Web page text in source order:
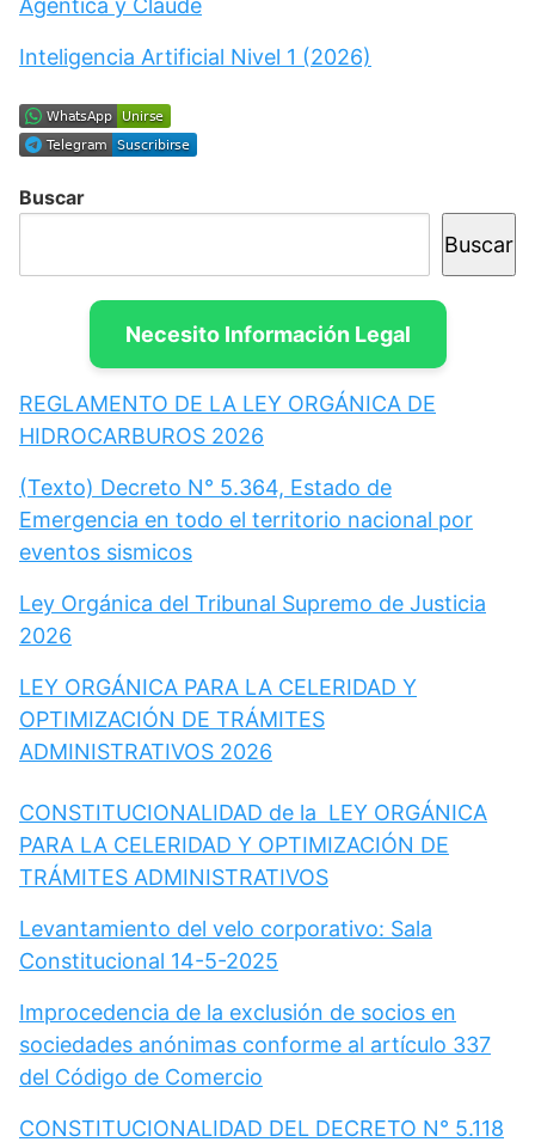
Agéntica y Claude
Inteligencia Artificial Nivel 1 (2026)
Buscar
Buscar
Necesito Información Legal
REGLAMENTO DE LA LEY ORGÁNICA DE
HIDROCARBUROS 2026
(Texto) Decreto N° 5.364, Estado de
Emergencia en todo el territorio nacional por
eventos sismicos
Ley Orgánica del Tribunal Supremo de Justicia
2026
LEY ORGÁNICA PARA LA CELERIDAD Y
OPTIMIZACIÓN DE TRÁMITES
ADMINISTRATIVOS 2026
CONSTITUCIONALIDAD de la LEY ORGÁNICA
PARA LA CELERIDAD Y OPTIMIZACIÓN DE
TRÁMITES ADMINISTRATIVOS
Levantamiento del velo corporativo: Sala
Constitucional 14-5-2025
Improcedencia de la exclusión de socios en
sociedades anónimas conforme al artículo 337
del Código de Comercio
CONSTITUCIONALIDAD DEL DECRETO N° 5.118